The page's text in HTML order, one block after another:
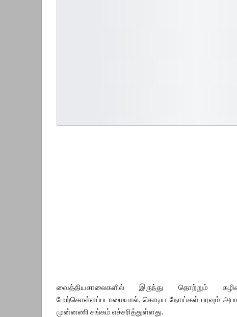
வைத்தியசாலைகளில் இருந்து தொற்றும்
மேற்கொள்ளப்படாமையால், கொடிய நோய்கள் பரவும்
முன்னணி சங்கம் எச்சரித்துள்ளது.